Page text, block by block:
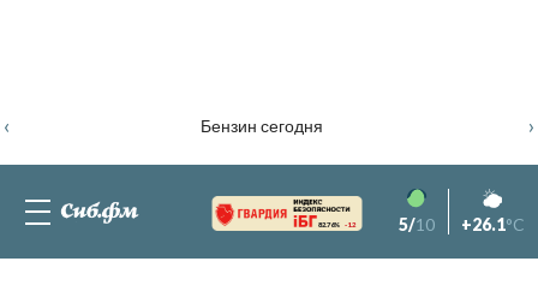
Бензин сегодня
‹ ›
82.76% -1.2 5/10 +26.1°C